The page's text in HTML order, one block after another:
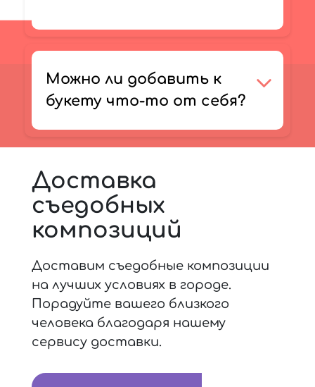
Можно ли добавить к
букету что-то от себя?
Доставка
съедобных
композиций
Доставим съедобные композиции
на лучших условиях в городе.
Порадуйте вашего близкого
человека благодаря нашему
сервису доставки.